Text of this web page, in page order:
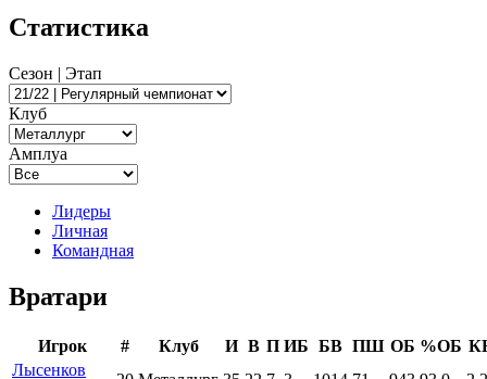
Статистика
Сезон | Этап
Клуб
Амплуа
Лидеры
Личная
Командная
Вратари
Игрок # Клуб И В П ИБ БВ ПШ ОБ %ОБ
Лысенков